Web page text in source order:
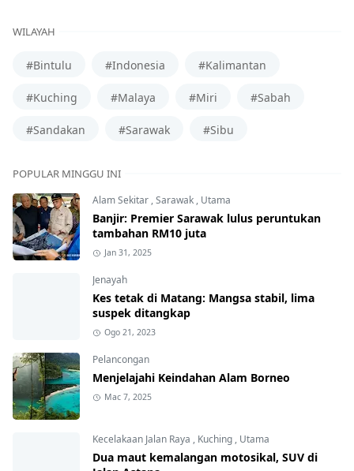
WILAYAH
#Bintulu #Indonesia #Kalimantan
#Kuching #Malaya #Miri #Sabah
#Sandakan #Sarawak #Sibu
POPULAR MINGGU INI
Alam Sekitar,Sarawak, Utama
Banjir: Premier Sarawak lulus peruntukan
tambahan RM10 juta
Jan 31, 2025
Jenayah
Kes tetak di Matang: Mangsa stabil, lima
suspek ditangkap
Ogo 21, 2023
Pelancongan
Menjelajahi Keindahan Alam Borneo
Mac 7, 2025
Kecelakaan Jalan Raya , Kuching, Utama
Dua maut kemalangan motosikal, SUV di